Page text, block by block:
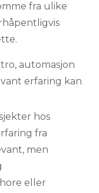
fra ulike
automasjon
erfaring kan
hos
fra
men
eller